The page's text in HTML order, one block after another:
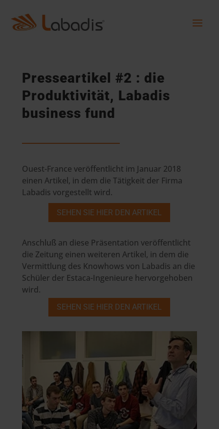
Presseartikel #2 : die
Produktivität, Labadis
business fund
Ouest-France veröffentlicht im Januar 2018
einen Artikel, in dem die Tätigkeit der Firma
Labadis vorgestellt wird.
SEHEN SIE HIER DEN ARTIKEL
Anschluß an diese Präsentation veröffentlicht
die Zeitung einen weiteren Artikel, in dem die
Vermittlung des Knowhows von Labadis an die
Schüler der Estaca-Ingenieure hervorgehoben
wird.
SEHEN SIE HIER DEN ARTIKEL